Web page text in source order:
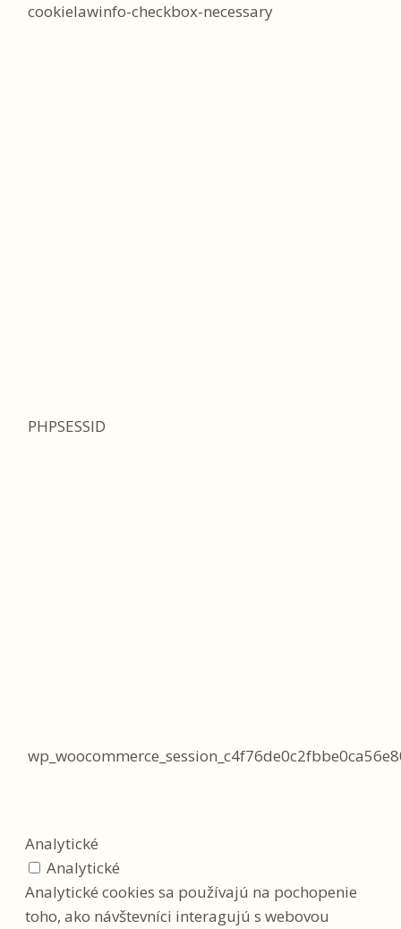
cookielawinfo-checkbox-necessary
PHPSESSID
Analytické
Analytické
Analytické cookies sa používajú na pochopenie
toho, ako návštevníci interagujú s webovou